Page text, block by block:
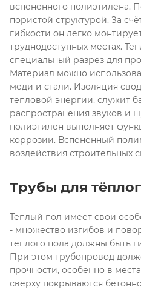
вспененного полиэтилена.
пористой структурой. За
гибкости он легко
труднодоступных местах.
специальный разрез для
Материал можно
меди и стали. Изоляция
тепловой энергии, служит
распространения звуков и
полиэтилен выполняет
коррозии. Вспененный
воздействия строительных
Трубы для
Теплый пол имеет свои
- множество изгибов и
тёплого пола должны быть
При этом трубопровод
прочности, особенно в
сверху покрываются